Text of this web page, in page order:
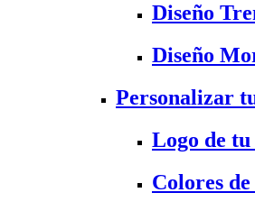
Diseño
Diseño
Personalizar
Logo de
Colores